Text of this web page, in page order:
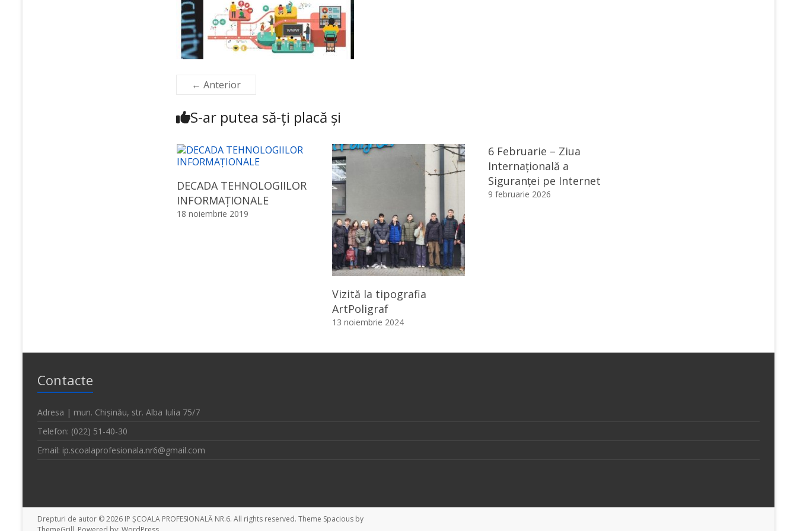
← Anterior
S-ar putea să-ți placă și
DECADA TEHNOLOGIILOR
INFORMAȚIONALE
18 noiembrie 2019
Vizită la tipografia
ArtPoligraf
13 noiembrie 2024
6 Februarie – Ziua
Internațională a
Siguranței pe Internet
9 februarie 2026
Contacte
Adresa | mun. Chișinău, str. Alba Iulia 75/7
Telefon: (022) 51-40-30
Email: ip.scoalaprofesionala.nr6@gmail.com
Drepturi de autor © 2026 IP ȘCOALA PROFESIONALĂ NR.6. All rights reserved. Theme Spacious by